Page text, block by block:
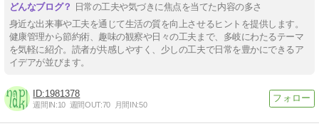
日常の工夫や気づきに焦点を当てた内容の多さ
身近な出来事や工夫を通じて生活の質を向上させるヒントを提供します。
健康管理から節約術、趣味の観察や日々の工夫まで、多岐にわたるテーマ
を気軽に紹介。読者が共感しやすく、少しの工夫で日常を豊かにできるア
イデアが並びます。
1981378
週間IN:10 週間OUT:70 月間IN:50